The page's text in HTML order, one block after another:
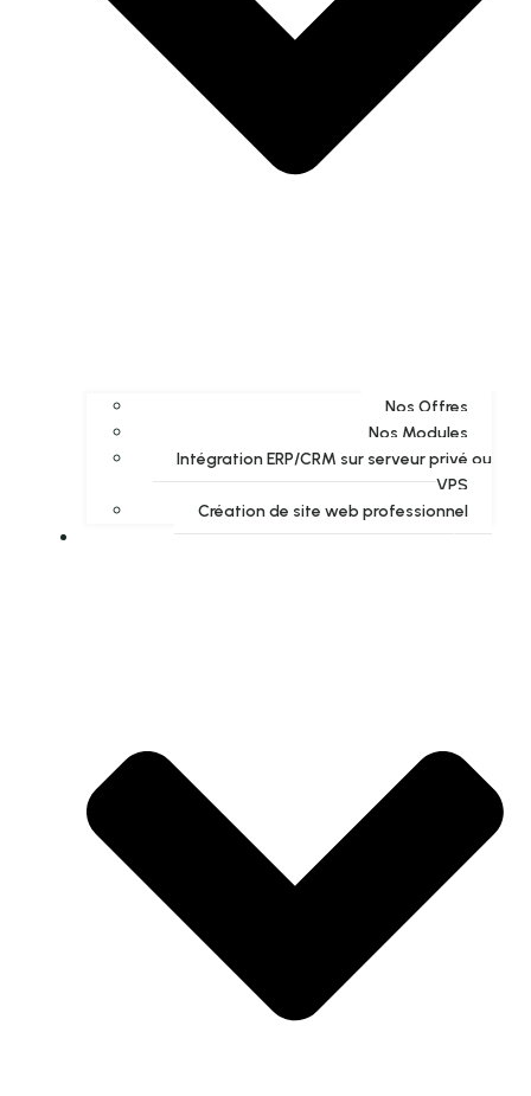
Nos Offres
Nos Modules
Intégration ERP/CRM sur serveur privé ou
VPS
Création de site web professionnel
akyras